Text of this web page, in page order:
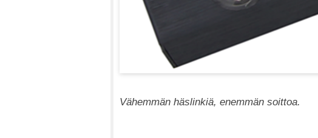
Vähemmän häslinkiä, enemmän soittoa.